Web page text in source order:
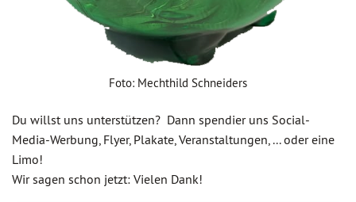
Foto: Mechthild Schneiders
Du willst uns unterstützen? Dann spendier uns Social-
Media-Werbung, Flyer, Plakate, Veranstaltungen, ... oder eine
Limo!
Wir sagen schon jetzt: Vielen Dank!